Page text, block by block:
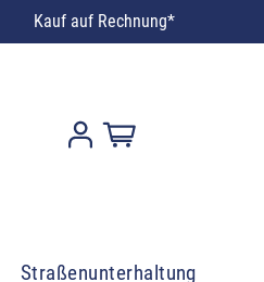
Kauf auf Rechnung*
Straßenunterhaltung